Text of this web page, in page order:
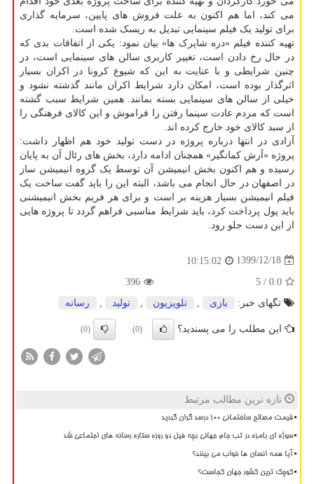
می کند، اما هم اکنون به علت فروش های پایین، سرمایه گذاری
برای تولید یک فیلم سینمایی تبدیل به ریسک شده است.
تهیه کننده فیلم «دره شاپرک ها» بیان نمود: یکی از اتفاقات بدی که
در حال رخ دادن است، تغییر کاربری سالن های سینمایی است، در
چنین شرایطی و با عنایت به این که شیوع کرونا در اکران بسیار
اثرگذار بوده است، امکان دارد شرایط اکران مانند گذشته نشود و
خیلی از سالن های سینمایی بسته بمانند. همین شرایط سبب گشته
است که مردم عادت سینما رفتن را فراموش و این کالای فرهنگی را
از سبد کالای خود خارج کرده اند.
آزادی در انتها درباره پروژه در دست تولید خود هم اظهار داشت:
پروژه «آرش کمانگیر» همچنان ادامه دارد، بخش های رئال آن به پایان
رسیده و هم اکنون بخش انیمیشن آن توسط یک گروه انیمیشن ساز
در اصفهان در حال انجام می باشد، البته این را باید گفت ساخت یک
فیلم انیمیشن بسیار هزینه بر است و برای هر فریم بخش انیمیشنی
باید پول پرداخت کرد، باید شرایط مناسبی فراهم گردد تا پروژه هایی
از این دست جلو رود.
1399/12/18
10:15:02
0.0
/ 5
396
تگهای خبر:
بازی تلویزیون تولید رسانه
این مطلب را می پسندید؟ (0)
(0)
تازه ترین مطالب مرتبط
قیمت مصالح ساختمانی ۱۰۰ درصد گران گردید
سوژه ای بامزه در تب جام جهانی بچه فیل دو روزه ستاره رسانه های اجتماعی شد
آیا همه انسان ها خواب می بینند؟
کوچک ترین کشور جهان کجاست؟